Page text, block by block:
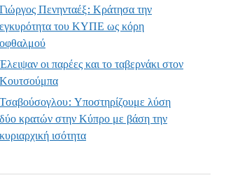
Γιώργος Πενηνταέξ: Κράτησα την
εγκυρότητα του ΚΥΠΕ ως κόρη
οφθαλμού
Έλειψαν οι παρέες και το ταβερνάκι στον
Κουτσούμπα
Τσαβούσογλου: Υποστηρίζουμε λύση
δύο κρατών στην Κύπρο με βάση την
κυριαρχική ισότητα